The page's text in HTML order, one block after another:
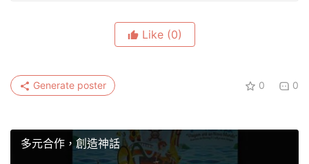
Like (0)
0 0
Generate poster
多元合作，創造神話